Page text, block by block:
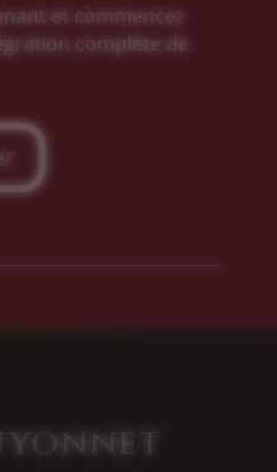
et commencez
complète de